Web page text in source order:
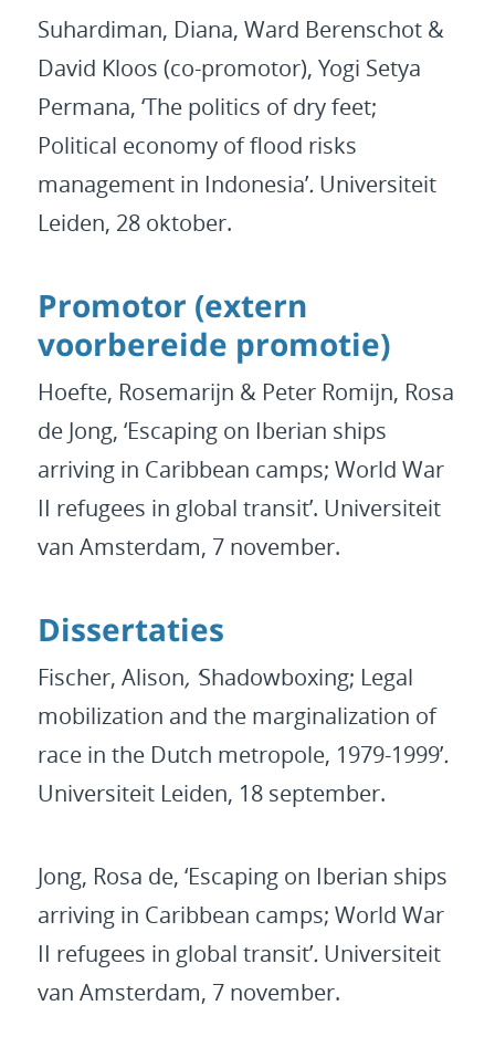
Suhardiman, Diana, Ward Berenschot &
David Kloos (co-promotor), Yogi Setya
Permana, ‘The politics of dry feet;
Political economy of flood risks
management in Indonesia’. Universiteit
Leiden, 28 oktober.
Promotor (extern
voorbereide promotie)
Hoefte, Rosemarijn & Peter Romijn, Rosa
de Jong, ‘Escaping on Iberian ships
arriving in Caribbean camps; World War
II refugees in global transit’. Universiteit
van Amsterdam, 7 november.
Dissertaties
Fischer, Alison, ‘Shadowboxing; Legal
mobilization and the marginalization of
race in the Dutch metropole, 1979-1999’.
Universiteit Leiden, 18 september.
Jong, Rosa de, ‘Escaping on Iberian ships
arriving in Caribbean camps; World War
II refugees in global transit’. Universiteit
van Amsterdam, 7 november.